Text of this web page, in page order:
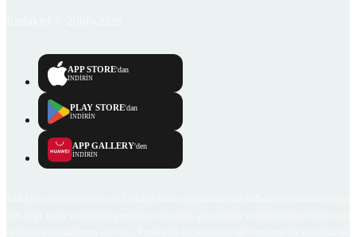
APP STORE'dan
İNDİRİN
PLAY STORE'dan
İNDİRİN
APP GALLERY'den
İNDİRİN